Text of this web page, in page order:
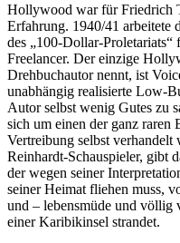
Hollywood war für Friedrich
Erfahrung. 1940/41 arbeitete
des „100-Dollar-
Freelancer. Der einzige
Drehbuchautor nennt, ist
unabhängig realisierte Low-
Autor selbst wenig Gutes zu
sich um einen der ganz
Vertreibung selbst verhandelt
Reinhardt-Schauspieler, gibt
der wegen seiner
seiner Heimat fliehen muss,
und – lebensmüde und völlig
einer Karibikinsel strandet.